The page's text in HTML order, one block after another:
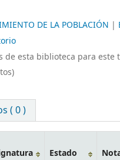
DE LA POBLACIÓN |
de esta biblioteca para este
( 0 )
Estado